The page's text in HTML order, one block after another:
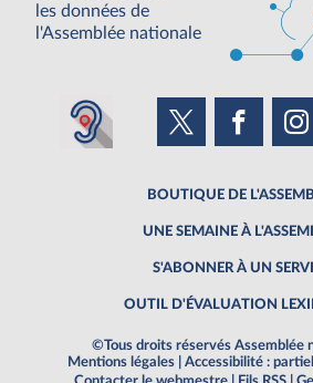
les données de
l'Assemblée nationale
BOUTIQUE DE
UNE SEMAINE À
S'ABONNER À UN
OUTIL D'ÉVALUATION
©Tous droits réservés Assemblée
Mentions légales
Accessibilité :
Contacter le webmestre
Fils RSS